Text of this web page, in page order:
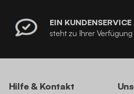
EIN KUNDENSERVICE
steht zu Ihrer Verfügung
Hilfe & Kontakt